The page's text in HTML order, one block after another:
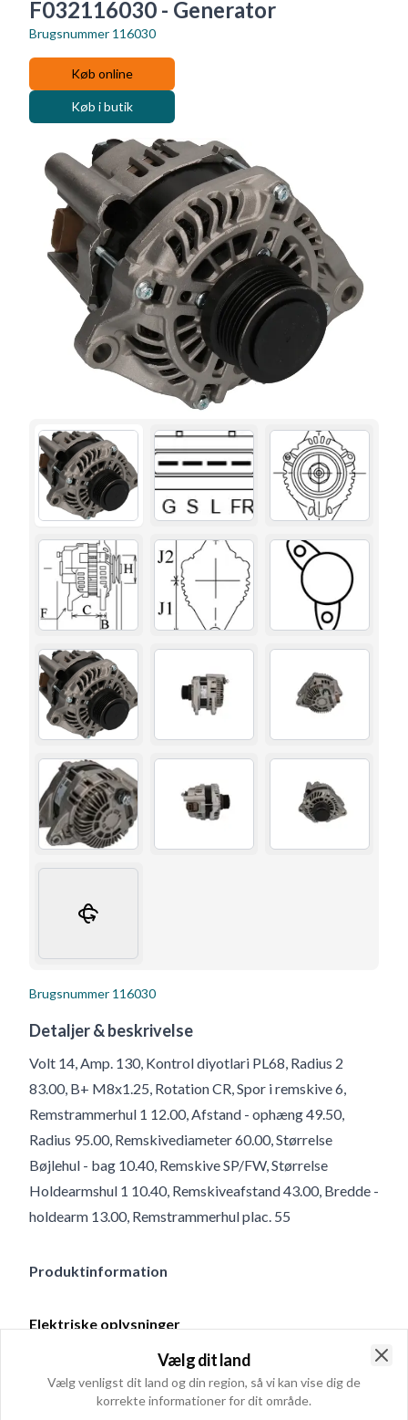
F032116030 - Generator
Brugsnummer 116030
Køb online
Køb i butik
Brugsnummer 116030
Detaljer & beskrivelse
Volt 14, Amp. 130, Kontrol diyotlari PL68, Radius 2
83.00, B+ M8x1.25, Rotation CR, Spor i remskive 6,
Remstrammerhul 1 12.00, Afstand - ophæng 49.50,
Radius 95.00, Remskivediameter 60.00, Størrelse
Bøjlehul - bag 10.40, Remskive SP/FW, Størrelse
Holdearmshul 1 10.40, Remskiveafstand 43.00, Bredde -
holdearm 13.00, Remstrammerhul plac. 55
Produktinformation
Elektriske oplysninger
Amp.
130
Vælg dit land
Vælg venligst dit land og din region, så vi kan vise dig de
korrekte informationer for dit område.